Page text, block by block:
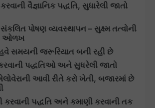
વૈજ્ઞાનિક પદ્ધતિ, સુધારેલી જાતો
પોષણ વ્યવસ્થાપન – સુક્ષ્મ તત્વોની
ઓળખ
સમયની જરૂરિયાત બની રહી છે
પદ્ધતિઓ અને સુધરેલી જાતો
આવી રીતે કરો ખેતી, બજારમાં છે
કરવાની પદ્ધતિ અને કમાણી કરવાની તક